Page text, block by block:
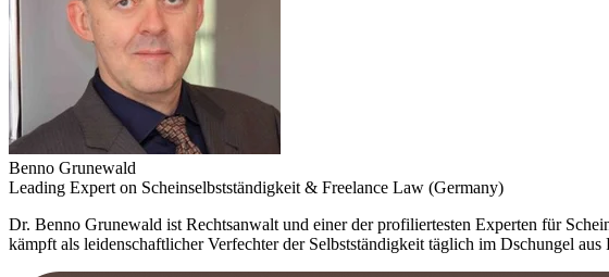
Benno Grunewald
Leading Expert on Scheinselbstständigkeit & Freelance Law (Germany)
Dr. Benno Grunewald ist Rechtsanwalt und einer der profiliertesten Experten für
kämpft als leidenschaftlicher Verfechter der Selbstständigkeit täglich im Dschungel